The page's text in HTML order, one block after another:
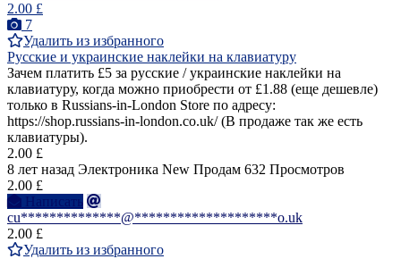
2.00 £
7
Удалить из избранного
Русские и украинские наклейки на клавиатуру
Зачем платить £5 за русские / украинские наклейки на
клавиатуру, когда можно приобрести от £1.88 (еще дешевле)
только в Russians-in-London Store по адресу:
https://shop.russians-in-london.co.uk/ (В продаже так же есть
клавиатуры).
2.00 £
8 лет назад Электроника New Продам 632 Просмотров
2.00 £
Написать
cu**************@********************o.uk
2.00 £
Удалить из избранного